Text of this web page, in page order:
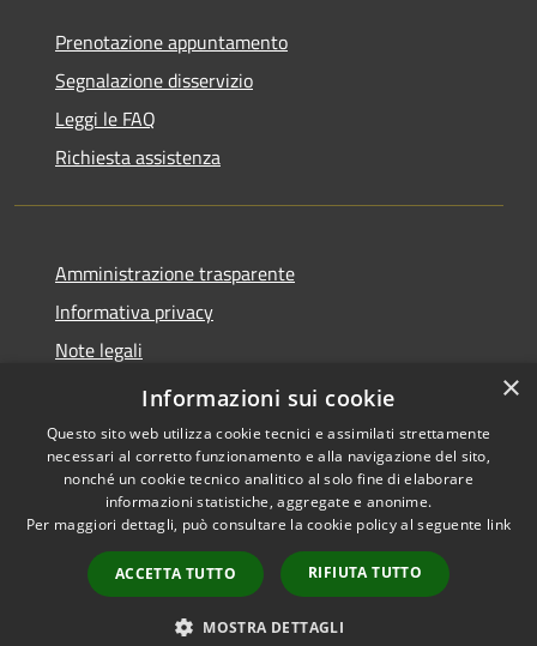
Prenotazione appuntamento
Segnalazione disservizio
Leggi le FAQ
Richiesta assistenza
Amministrazione trasparente
Informativa privacy
Note legali
Dichiarazione di accessibilità
Accessibilità
Copyright © 2026 • Comune di
Grezzana • Powered by
Municipium•
Accesso
redazione
×
Informazioni sui cookie
Questo sito web utilizza cookie tecnici e assimilati strettamente
necessari al corretto funzionamento e alla navigazione del sito,
nonché un cookie tecnico analitico al solo fine di elaborare
informazioni statistiche, aggregate e anonime.
Per maggiori dettagli, può consultare la cookie policy al seguente link
ACCETTA TUTTO RIFIUTA TUTTO
MOSTRA DETTAGLI